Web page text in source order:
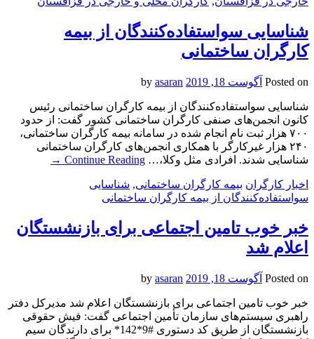
شناسایی سواستفاده‌کنندگان از بیمه
کارگران ساختمانی
Posted on آگوست 18, 2019 asaran
شناسایی سواستفاده‌کنندگان از بیمه کارگران ساختمانی رئیس
کانون انجمن‌های صنفی کارگران ساختمانی کشور گفت: از حدود
۷۰۰ هزار ثبت نام انجام شده در سامانه بیمه کارگران ساختمانی،
۲۴۰ هزار غیرکارگر با همکاری انجمن‌های کارگران ساختمانی
شناسایی شدند. افرادی مثل وکلا،… Continue Reading
→
اخبار کارگران بیمه کارگران ساختمانی, شناسایی
سواستفاده‌کنندگان از بیمه کارگران ساختمانی
خبر خوب تامین اجتماعی برای بازنشستگان
اعلام شد
Posted on آگوست 18, 2019 asaran
خبر خوب تامین اجتماعی برای بازنشستگان اعلام شد مدیرکل دفتر
راهبری سیستم‌های سازمان تأمین اجتماعی گفت: فیش حقوقی
بازنشستگان از طریق کد دستوری #9*142* برای دارندگان سیم